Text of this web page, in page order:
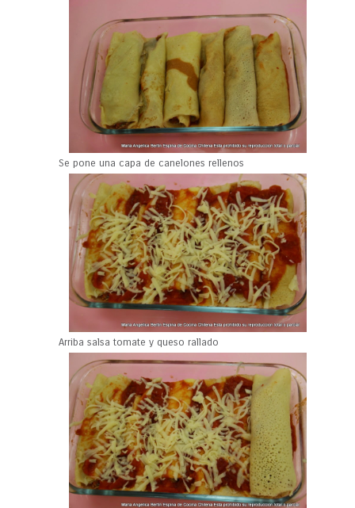
Se pone una capa de canelones rellenos
Arriba salsa tomate y queso rallado